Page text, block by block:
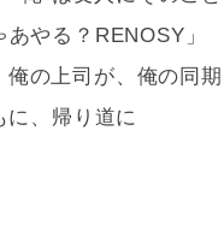
やる？RENOSY」
の上司が、俺の同期
に、帰り道に